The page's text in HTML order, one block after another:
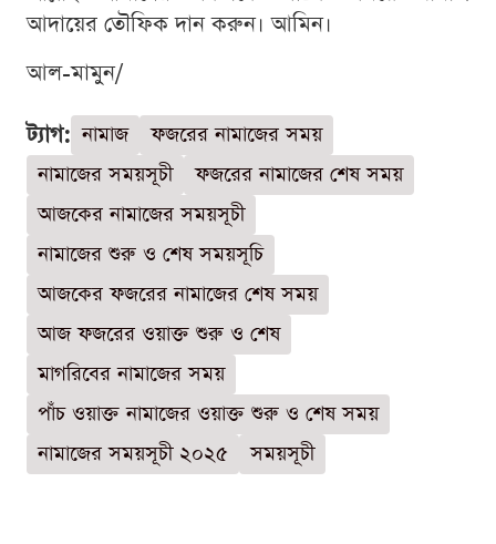
আদায়ের তৌফিক দান করুন। আমিন।
আল-মামুন/
ট্যাগ: নামাজ
ফজরের নামাজের সময়
নামাজের সময়সূচী
ফজরের নামাজের শেষ সময়
আজকের নামাজের সময়সূচী
নামাজের শুরু ও শেষ সময়সূচি
আজকের ফজরের নামাজের শেষ সময়
আজ ফজরের ওয়াক্ত শুরু ও শেষ
মাগরিবের নামাজের সময়
পাঁচ ওয়াক্ত নামাজের ওয়াক্ত শুরু ও শেষ সময়
নামাজের সময়সূচী ২০২৫
সময়সূচী